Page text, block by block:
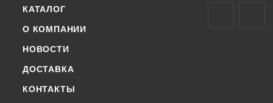
КАТАЛОГ
О КОМПАНИИ
НОВОСТИ
ДОСТАВКА
КОНТАКТЫ